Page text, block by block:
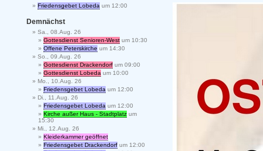
Friedensgebet Lobeda um 12:00
Demnächst
Sa., 08.Aug. 26
Gottesdienst Senioren-West um 10:30
Offene Peterskirche um 14:30
So., 09.Aug. 26
Gottesdienst Drackendorf um 09:00
Gottesdienst Lobeda um 10:00
Mo., 10.Aug. 26
Friedensgebet Lobeda um 12:00
Di., 11.Aug. 26
Friedensgebet Lobeda um 12:00
Kirche außer Haus - Stadtplatz um
15:30
Mi., 12.Aug. 26
Kleiderkammer geöffnet
Friedensgebet Drackendorf um 12:00